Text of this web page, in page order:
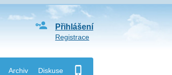
Archiv Diskuse
Přihlášení
Registrace